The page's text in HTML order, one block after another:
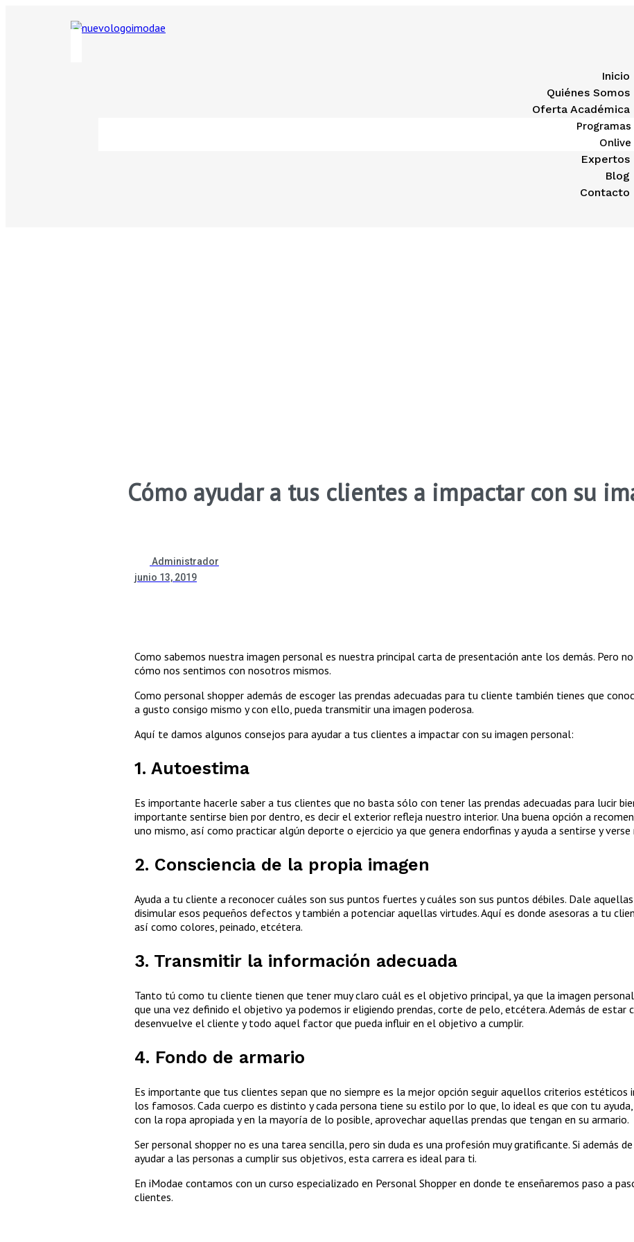
Inicio
Quiénes Somos
Oferta Académica
Programas
Onlive
Expertos
Blog
Contacto
Cómo ayudar a tus clientes a impactar con su
Administrador
junio 13, 2019
Como sabemos nuestra imagen personal es nuestra principal carta de presentación ante los demás. Pero
cómo nos sentimos con nosotros mismos.
Como personal shopper además de escoger las prendas adecuadas para tu cliente también tienes que
a gusto consigo mismo y con ello, pueda transmitir una imagen poderosa.
Aquí te damos algunos consejos para ayudar a tus clientes a impactar con su imagen personal:
1. Autoestima
Es importante hacerle saber a tus clientes que no basta sólo con tener las prendas adecuadas para lucir
importante sentirse bien por dentro, es decir el exterior refleja nuestro interior. Una buena opción a
uno mismo, así como practicar algún deporte o ejercicio ya que genera endorfinas y ayuda a sentirse y verse
2. Consciencia de la propia imagen
Ayuda a tu cliente a reconocer cuáles son sus puntos fuertes y cuáles son sus puntos débiles. Dale
disimular esos pequeños defectos y también a potenciar aquellas virtudes. Aquí es donde asesoras a tu
así como colores, peinado, etcétera.
3. Transmitir la información adecuada
Tanto tú como tu cliente tienen que tener muy claro cuál es el objetivo principal, ya que la imagen
que una vez definido el objetivo ya podemos ir eligiendo prendas, corte de pelo, etcétera. Además de estar
desenvuelve el cliente y todo aquel factor que pueda influir en el objetivo a cumplir.
4. Fondo de armario
Es importante que tus clientes sepan que no siempre es la mejor opción seguir aquellos criterios estéticos
los famosos. Cada cuerpo es distinto y cada persona tiene su estilo por lo que, lo ideal es que con tu
con la ropa apropiada y en la mayoría de lo posible, aprovechar aquellas prendas que tengan en su armario.
Ser personal shopper no es una tarea sencilla, pero sin duda es una profesión muy gratificante. Si además
ayudar a las personas a cumplir sus objetivos, esta carrera es ideal para ti.
En iModae contamos con un curso especializado en Personal Shopper en donde te enseñaremos paso a
clientes.